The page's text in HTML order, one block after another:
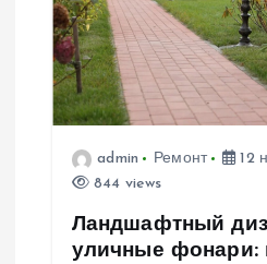
з
а
п
admin Ремонт
12
844 views
Ландшафтный
уличные фонари: